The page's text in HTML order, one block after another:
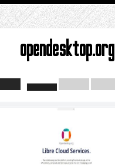
opendesktop.org